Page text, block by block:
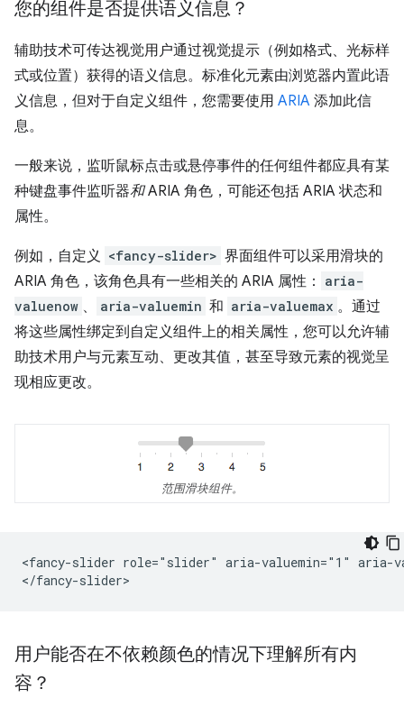
您的组件是否提供语义信息？
辅助技术可传达视觉用户通过视觉提示（例如格式、光标样
式或位置）获得的语义信息。标准化元素由浏览器内置此语
义信息，但对于自定义组件，您需要使用 ARIA 添加此信
息。
一般来说，监听鼠标点击或悬停事件的任何组件都应具有某
种键盘事件监听器和ARIA 角色，可能还包括 ARIA 状态和
属性。
例如，自定义 <fancy-slider> 界面组件可以采用滑块的
ARIA 角色，该角色具有一些相关的 ARIA 属性：
aria-
valuenow 、 aria-valuemin 和 aria-valuemax 。通过
将这些属性绑定到自定义组件上的相关属性，您可以允许辅
助技术用户与元素互动、更改其值，甚至导致元素的视觉呈
现相应更改。
范围滑块组件。
<fancy-slider role="slider" aria-valuemin="1" aria-
用户能否在不依赖颜色的情况下理解所有内
容？